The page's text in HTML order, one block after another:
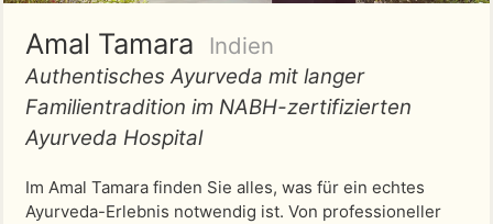
Amal Tamara Indien
Authentisches Ayurveda mit langer
Familientradition im NABH-zertifizierten
Ayurveda Hospital
Im Amal Tamara finden Sie alles, was für ein echtes
Ayurveda-Erlebnis notwendig ist. Von professioneller